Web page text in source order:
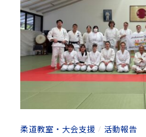
@
b
O
z
H
柔道教室・大会支援 / 活動報告